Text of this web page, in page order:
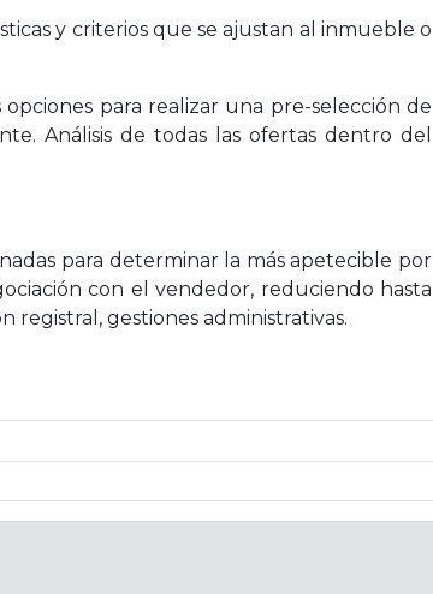
y criterios que se ajustan al inmueble o
para realizar una pre-selección de
Análisis de todas las ofertas dentro del
para determinar la más apetecible por
con el vendedor, reduciendo hasta
registral, gestiones administrativas.